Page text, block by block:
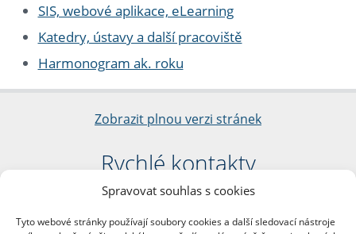
Spravovat souhlas s cookies
Tyto webové stránky používají soubory cookies a další sledovací nástroje
SIS, webové aplikace, eLearning
Katedry, ústavy a další pracoviště
Harmonogram ak. roku
Zobrazit plnou verzi stránek
Rychlé kontakty
Filozofická fakulta
nám. Jana Palacha 1/2